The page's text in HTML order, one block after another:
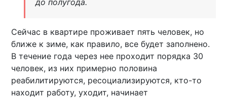
до полугода.
Сейчас в квартире проживает пять человек, но
ближе к зиме, как правило, все будет заполнено.
В течение года через нее проходит порядка 30
человек, из них примерно половина
реабилитируются, ресоциализируются, кто-то
находит работу, уходит, начинает